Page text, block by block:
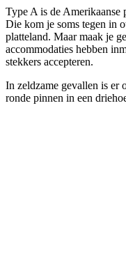
Type A is de Amerikaanse
Die kom je soms tegen in
platteland. Maar maak je
accommodaties hebben
stekkers accepteren.
In zeldzame gevallen is er
ronde pinnen in een